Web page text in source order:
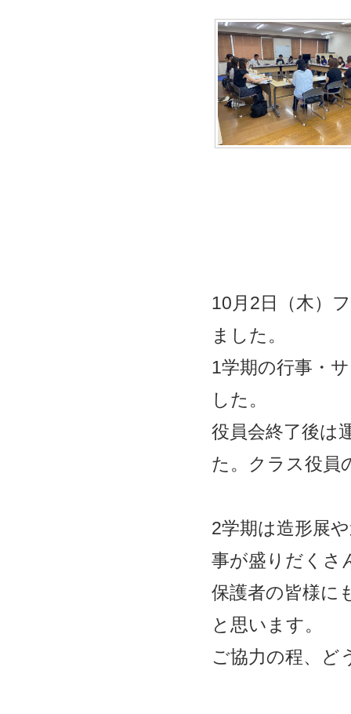
10月 2日（木）
ました。
1学期の行事・
した。
役員会終了後は
た。 クラス役員
2学期は造形展
事が盛りだくさ
保護者の皆様に
と思います。
ご協力の程、ど